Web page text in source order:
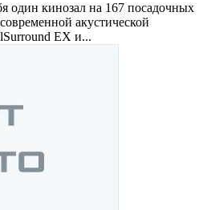
один кинозал на 167 посадочных
акустической
EX и...